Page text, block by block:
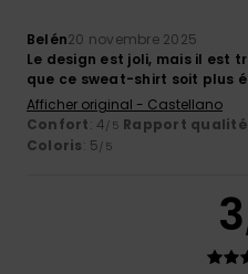
Belén20 novembre 2025
Le design est joli, mais il est
que ce sweat-shirt soit plus
Afficher original - Castellano
Confort: 4/5 Rapport
Coloris: 5/5
3